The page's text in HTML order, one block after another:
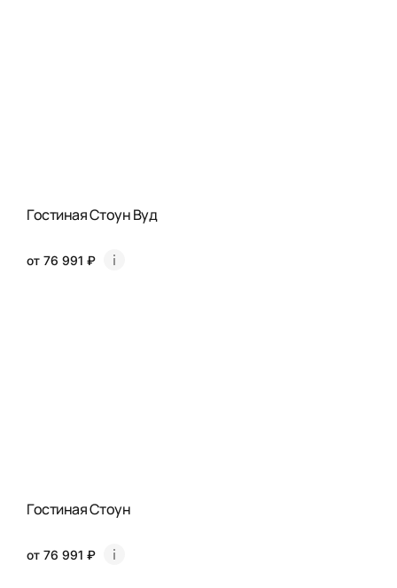
Гостиная Стоун Вуд
от 76 991 ₽
Гостиная Стоун
от 76 991 ₽